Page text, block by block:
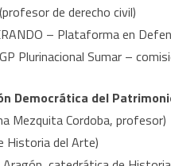
de derecho civil)
– Plataforma en
Plurinacional Sumar –
Democrática del
Mezquita Cordoba, profesor)
Historia del Arte)